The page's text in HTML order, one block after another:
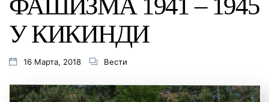
У КИКИНДИ
16 Марта, 2018 Вести